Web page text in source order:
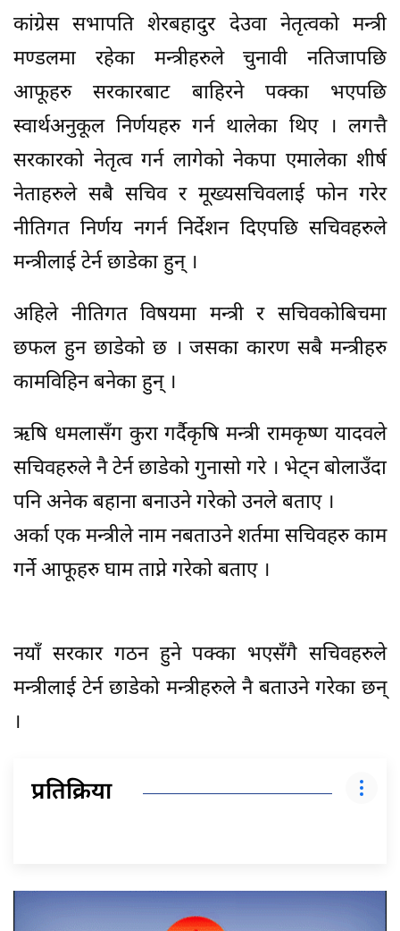
कांग्रेस सभापति शेरबहादुर देउवा नेतृत्वको मन्त्री
मण्डलमा रहेका मन्त्रीहरुले चुनावी नतिजापछि
आफूहरु सरकारबाट बाहिरने पक्का भएपछि
स्वार्थअनुकूल निर्णयहरु गर्न थालेका थिए । लगत्तै
सरकारको नेतृत्व गर्न लागेको नेकपा एमालेका शीर्ष
नेताहरुले सबै सचिव र मूख्यसचिवलाई फोन गरेर
नीतिगत निर्णय नगर्न निर्देशन दिएपछि सचिवहरुले
मन्त्रीलाई टेर्न छाडेका हुन् ।
अहिले नीतिगत विषयमा मन्त्री र सचिवकोबिचमा
छफल हुन छाडेको छ । जसका कारण सबै मन्त्रीहरु
कामविहिन बनेका हुन् ।
ऋषि धमलासँग कुरा गर्दैकृषि मन्त्री रामकृष्ण यादवले
सचिवहरुले नै टेर्न छाडेको गुनासो गरे । भेट्न बोलाउँदा
पनि अनेक बहाना बनाउने गरेको उनले बताए ।
अर्का एक मन्त्रीले नाम नबताउने शर्तमा सचिवहरु काम
गर्ने आफूहरु घाम ताप्ने गरेको बताए ।
नयाँ सरकार गठन हुने पक्का भएसँगै सचिवहरुले
मन्त्रीलाई टेर्न छाडेको मन्त्रीहरुले नै बताउने गरेका छन्
।
प्रतिक्रिया